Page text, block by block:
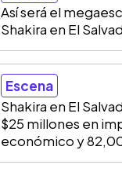
Así será el
Shakira en El
Escena
Shakira en El
$25 millones en
económico y